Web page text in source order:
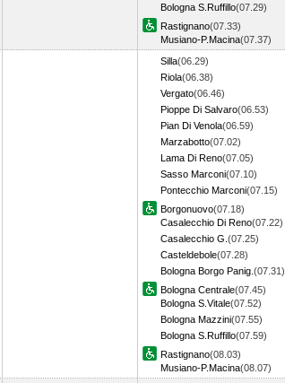
Bologna S.Ruffillo(07.29)
Rastignano(07.33)
Musiano-P.Macina(07.37)
Silla(06.29)
Riola(06.38)
Vergato(06.46)
Pioppe Di Salvaro(06.53)
Pian Di Venola(06.59)
Marzabotto(07.02)
Lama Di Reno(07.05)
Sasso Marconi(07.10)
Pontecchio Marconi(07.15)
Borgonuovo(07.18)
Casalecchio Di Reno(07.22)
Casalecchio G. (07.25)
Casteldebole(07.28)
Bologna Borgo Panig. (07.31)
Bologna Centrale(07.45)
Bologna S.Vitale(07.52)
Bologna Mazzini(07.55)
Bologna S.Ruffillo(07.59)
Rastignano(08.03)
Musiano-P.Macina(08.07)